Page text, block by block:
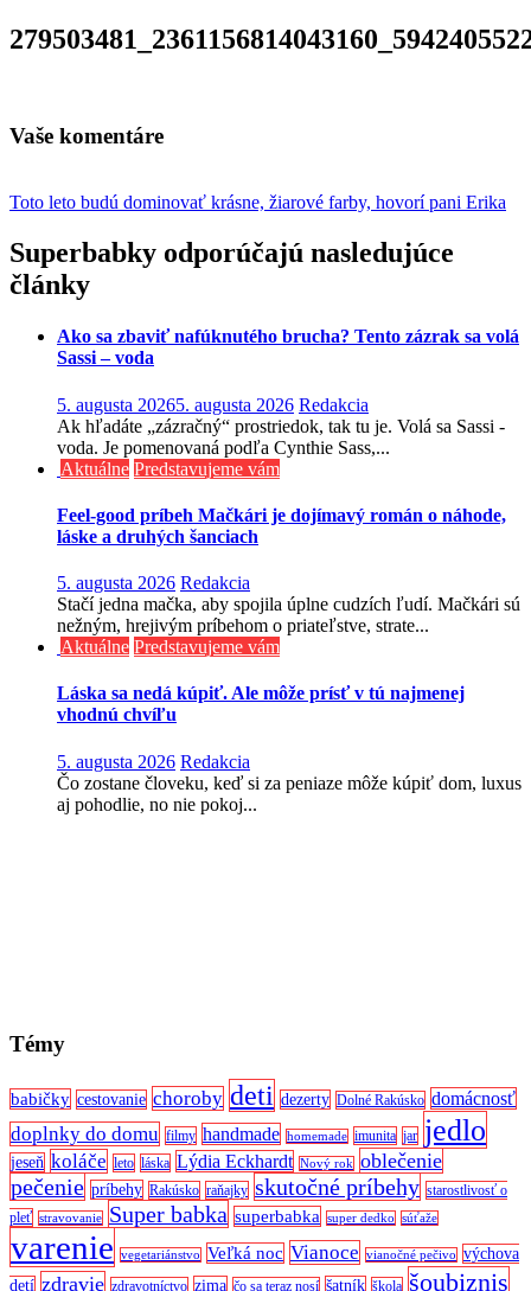
Vaše komentáre
Navigácia
v
článku
Toto leto budú dominovať krásne, žiarové farby, hovorí pani Erika
Superbabky odporúčajú nasledujúce
články
Ako sa zbaviť nafúknutého brucha? Tento zázrak sa volá
Sassi – voda
5. augusta 20265. augusta 2026 Redakcia
Ak hľadáte „zázračný“ prostriedok, tak tu je. Volá sa Sassi -
voda. Je pomenovaná podľa Cynthie Sass,...
Aktuálne Predstavujeme vám
Feel-good príbeh Mačkári je dojímavý román o náhode,
láske a druhých šanciach
5. augusta 2026 Redakcia
Stačí jedna mačka, aby spojila úplne cudzích ľudí. Mačkári sú
nežným, hrejivým príbehom o priateľstve, strate...
Aktuálne Predstavujeme vám
Láska sa nedá kúpiť. Ale môže prísť v tú najmenej
vhodnú chvíľu
5. augusta 2026 Redakcia
Čo zostane človeku, keď si za peniaze môže kúpiť dom, luxus
aj pohodlie, no nie pokoj...
Témy
babičky cestovanie choroby deti dezerty Dolné Rakúsko domácnosť
doplnky do domu filmy handmade homemade imunita jar jedlo
jeseň koláče leto láska Lýdia Eckhardt Nový rok oblečenie
pečenie príbehy Rakúsko raňajky skutočné príbehy starostlivosť o
pleť stravovanie Super babka superbabka super dedko súťaže
varenie vegetariánstvo Veľká noc Vianoce vianočné pečivo
výchova
detí zdravie zdravotníctvo zima čo sa teraz nosí šatník škola šoubiznis